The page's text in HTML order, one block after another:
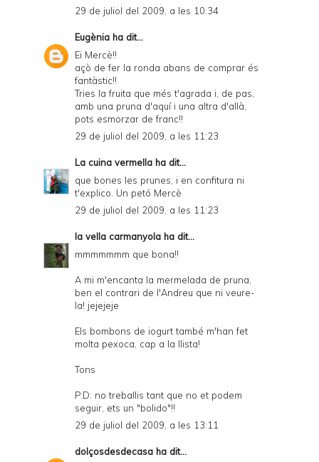
29 de juliol del 2009, a les 10:34
Eugènia ha dit...
Ei Mercè!!
açò de fer la ronda abans de comprar és
fantàstic!!
Tries la fruita que més t'agrada i, de pas,
amb una pruna d'aquí i una altra d'allà,
pots esmorzar de franc!!
29 de juliol del 2009, a les 11:23
La cuina vermella ha dit...
que bones les prunes, i en confitura ni
t'explico. Un petó Mercè
29 de juliol del 2009, a les 11:23
la vella carmanyola ha dit...
mmmmmmm que bona!!
A mi m'encanta la mermelada de pruna,
ben el contrari de l'Andreu que ni veure-
la! jejejeje
Els bombons de iogurt també m'han fet
molta pexoca, cap a la llista!
Tons
P.D: no treballis tant que no et podem
seguir, ets un "bolido"!!
29 de juliol del 2009, a les 13:11
dolçosdesdecasa ha dit...